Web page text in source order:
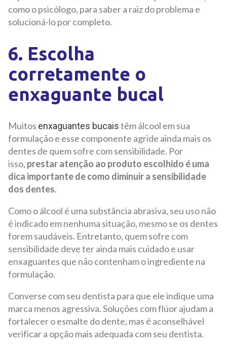
como o psicólogo, para saber a raiz do problema e
solucioná-lo por completo.
6. Escolha
corretamente o
enxaguante bucal
Muitos enxaguantes bucaistêm álcool em sua
formulação e esse componente agride ainda mais os
dentes de quem sofre com sensibilidade. Por
isso, prestar atenção ao produto escolhido é uma
dica importante de como diminuir a sensibilidade
dos dentes.
Como o álcool é uma substância abrasiva, seu uso não
é indicado em nenhuma situação, mesmo se os dentes
forem saudáveis. Entretanto, quem sofre com
sensibilidade deve ter ainda mais cuidado e usar
enxaguantes que não contenham o ingrediente na
formulação.
Converse com seu dentista para que ele indique uma
marca menos agressiva. Soluções com flúor ajudam a
fortalecer o esmalte do dente, mas é aconselhável
verificar a opção mais adequada com seu dentista.